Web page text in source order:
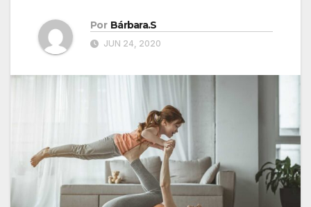
Por Bárbara.S
JUN 24, 2020